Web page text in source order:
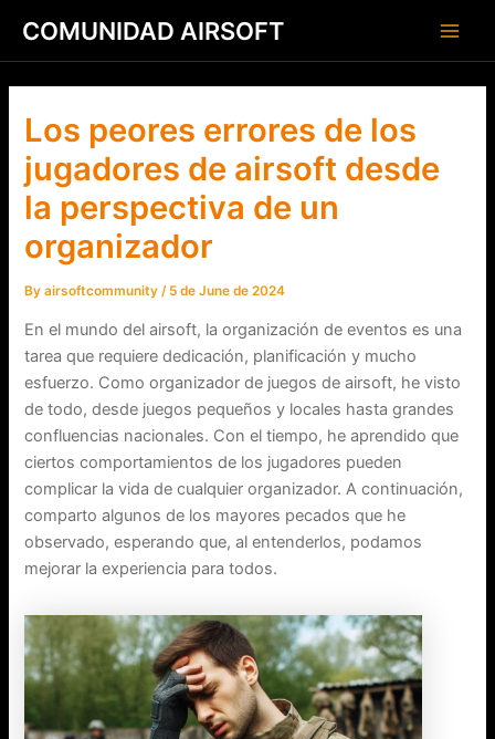
content
COMUNIDAD AIRSOFT
Main
Los peores errores de los
jugadores de airsoft desde
la perspectiva de un
organizador
Byairsoftcommunity/ 5 de June de 2024
En el mundo del airsoft, la organización de eventos es una
tarea que requiere dedicación, planificación y mucho
esfuerzo. Como organizador de juegos de airsoft, he visto
de todo, desde juegos pequeños y locales hasta grandes
confluencias nacionales. Con el tiempo, he aprendido que
ciertos comportamientos de los jugadores pueden
complicar la vida de cualquier organizador. A continuación,
comparto algunos de los mayores pecados que he
observado, esperando que, al entenderlos, podamos
mejorar la experiencia para todos.
navigation